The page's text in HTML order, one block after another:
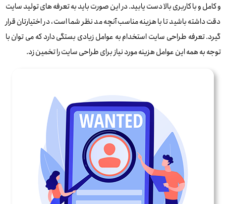
و کامل و با کاربری بالا دست یابید. در این صورت باید به تعرفه های تولید سایت
دقت داشته باشید تا با هزینه مناسب آنچه مد نظر شما است، در اختیارتان قرار
گیرد. تعرفه طراحی سایت استخدام به عوامل زیادی بستگی دارد که می توان با
توجه به همه این عوامل هزینه مورد نیاز برای طراحی سایت را تخمین زد.